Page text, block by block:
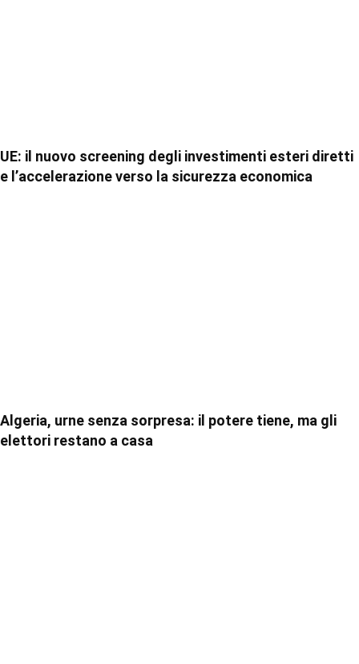
UE: il nuovo screening degli investimenti esteri diretti
e l’accelerazione verso la sicurezza economica
Algeria, urne senza sorpresa: il potere tiene, ma gli
elettori restano a casa